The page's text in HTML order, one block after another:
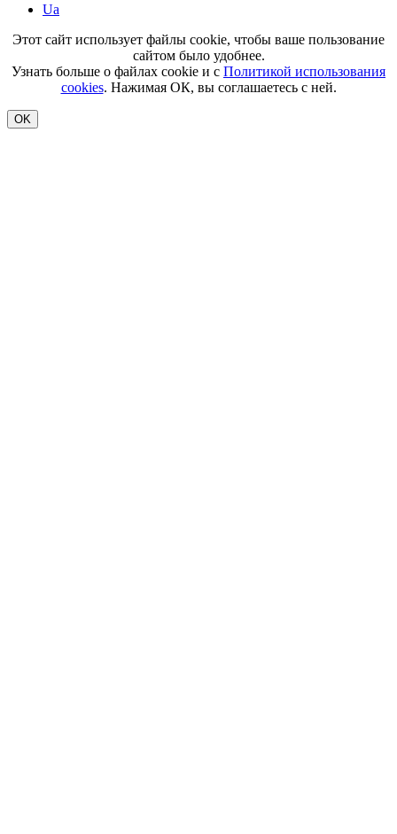
Ua
Этот сайт использует файлы cookie, чтобы ваше пользование
сайтом было удобнее.
Узнать больше о файлах cookie и с Политикой использования
cookies. Нажимая ОК, вы соглашаетесь с ней.
OK